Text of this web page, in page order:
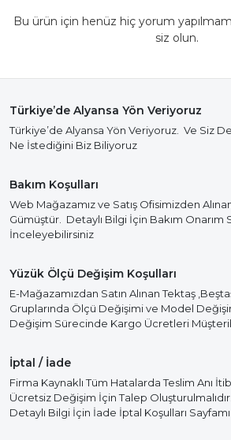
Bu ürün için henüz hiç yorum
siz olun.
Türkiye’de Alyansa Yön Veriyoruz
Türkiye’de Alyansa Yön Veriyoruz. Ve Siz
Ne İstediğini Biz Biliyoruz
Bakım Koşulları
Web Mağazamız ve Satış Ofisimizden
Gümüştür. Detaylı Bilgi İçin Bakım Onarım
İnceleyebilirsiniz
Yüzük Ölçü Değişim Koşulları
E-Mağazamızdan Satın Alınan Tektaş
Gruplarında Ölçü Değişimi ve Model
Değişim Sürecinde Kargo Ücretleri
İptal / İade
Firma Kaynaklı Tüm Hatalarda Teslim Anı
Ücretsiz Değişim İçin Talep
Detaylı Bilgi İçin İade İptal Koşulları